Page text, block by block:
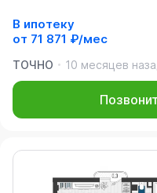
В ипотеку
от 71 871 ₽/мес
ТОЧНО
10 месяцев